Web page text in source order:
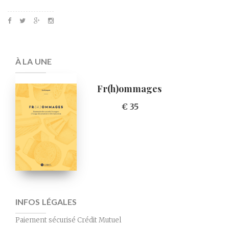
À LA UNE
Fr(h)ommages
€ 35
INFOS LÉGALES
Paiement sécurisé Crédit Mutuel